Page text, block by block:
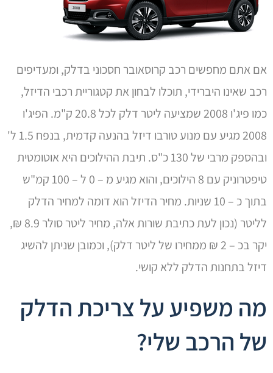
אם אתם מחפשים רכב קרוסאובר חסכוני בדלק, ומעדיפים
רכב שאינו היברידי, תוכלו לבחון את קטגוריית רכבי הדיזל,
כמו פיג'ו 2008 שמציעה ליטר דלק לכל 20.8 ק"מ. הפיג'ו
2008 מגיע עם מנוע טורבו דיזל בהנעה קדמית, בנפח 1.5 ל'
ובהספק מרבי של 130 כ"ס. תיבת ההילוכים היא אוטומטית
טיפטרוניק עם 8 הילוכים, והוא מגיע מ – 0 ל – 100 קמ"ש
בתוך כ – 10 שניות. מחיר הדיזל הוא דומה למחיר הדלק
לליטר (נכון לעת כתיבת שורות אלה, מחיר ליטר סולר 8.9 ₪,
יקר בכ – 2 ₪ ממחירו של ליטר דלק), וכמובן שניתן להשיג
דיזל בתחנות הדלק ללא קושי.
מה משפיע על צריכת הדלק
של הרכב שלי?